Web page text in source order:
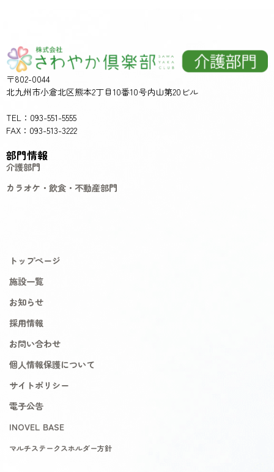
〒802-0044
北九州市小倉北区熊本2丁目10番10号内山第20ビル
TEL：093-551-5555
FAX：093-513-3222
部門情報
介護部門
カラオケ・飲食・不動産部門
トップページ
施設一覧
お知らせ
採用情報
お問い合わせ
個人情報保護について
サイトポリシー
電子公告
INOVEL BASE
マルチステークスホルダー方針